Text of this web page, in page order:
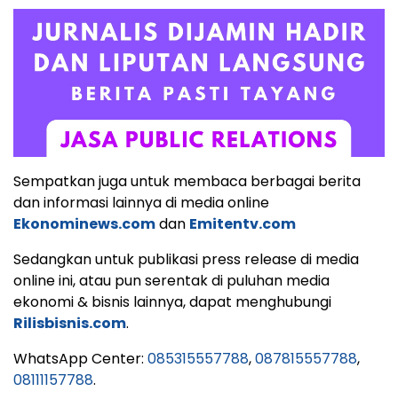
Sempatkan juga untuk membaca berbagai berita
dan informasi lainnya di media online
Ekonominews.comdan Emitentv.com
Sedangkan untuk publikasi press release di media
online ini, atau pun serentak di puluhan media
ekonomi & bisnis lainnya, dapat menghubungi
Rilisbisnis.com.
WhatsApp Center: 085315557788,087815557788,
08111157788.